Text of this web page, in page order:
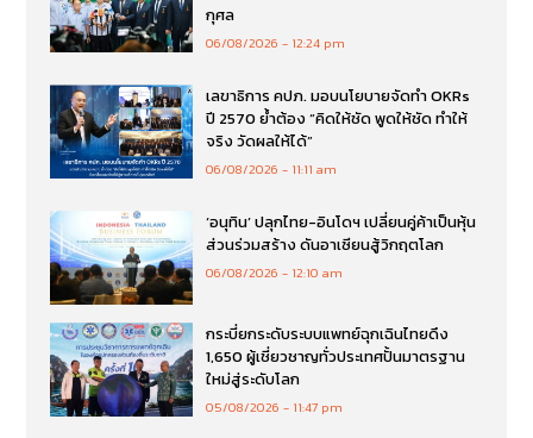
กุศล
06/08/2026 12:24 pm
เลขาธิการ คปภ. มอบนโยบายจัดทำ OKRs
ปี 2570 ย้ำต้อง “คิดให้ชัด พูดให้ชัด ทำให้
จริง วัดผลให้ได้”
06/08/2026 11:11 am
‘อนุทิน’ ปลุกไทย-อินโดฯ เปลี่ยนคู่ค้าเป็นหุ้น
ส่วนร่วมสร้าง ดันอาเซียนสู้วิกฤตโลก
06/08/2026 12:10 am
กระบี่ยกระดับระบบแพทย์ฉุกเฉินไทยดึง
1,650 ผู้เชี่ยวชาญทั่วประเทศปั้นมาตรฐาน
ใหม่สู่ระดับโลก
05/08/2026 11:47 pm